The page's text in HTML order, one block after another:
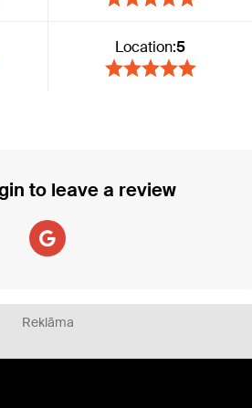
Location:5
to leave a review
Reklāma